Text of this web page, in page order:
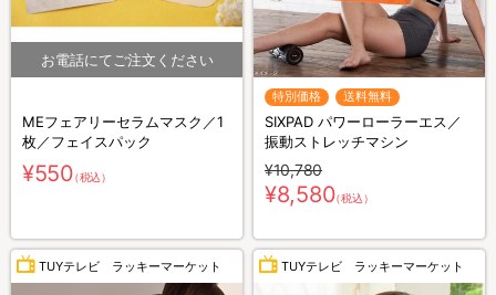
MEフェアリーセラムマスク／1
枚／フェイスパック
¥550（税込）
特別価格 送料無料
SIXPAD パワーローラーエス／
振動ストレッチマシン
¥10,780
¥8,580（税込）
TUYテレビ ラッキーマーケット TUYテレビ ラッキーマーケット